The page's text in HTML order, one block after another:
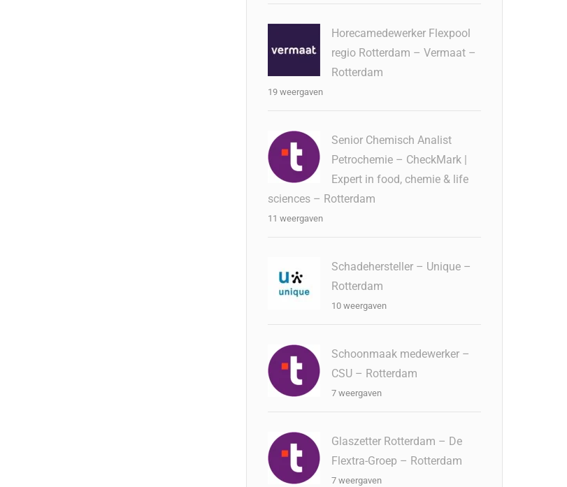
Horecamedewerker Flexpool
regio Rotterdam – Vermaat –
Rotterdam
19 weergaven
Senior Chemisch Analist
Petrochemie – CheckMark |
Expert in food, chemie & life
sciences – Rotterdam
11 weergaven
Schadehersteller – Unique –
Rotterdam
10 weergaven
Schoonmaak medewerker –
CSU – Rotterdam
7 weergaven
Glaszetter Rotterdam – De
Flextra-Groep – Rotterdam
7 weergaven